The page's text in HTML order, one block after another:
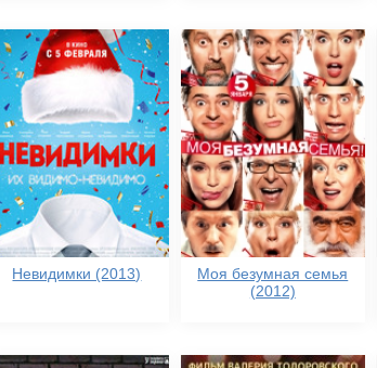
Невидимки (2013)
Моя безумная семья
(2012)